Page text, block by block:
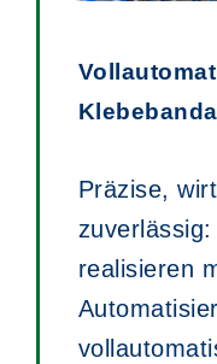
Präzise,
realisieren